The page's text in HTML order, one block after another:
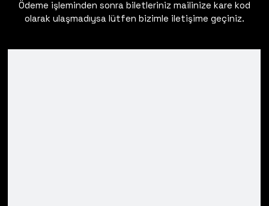
Ödeme işleminden sonra biletleriniz mailinize kare kod
olarak ulaşmadıysa lütfen bizimle iletişime geçiniz.